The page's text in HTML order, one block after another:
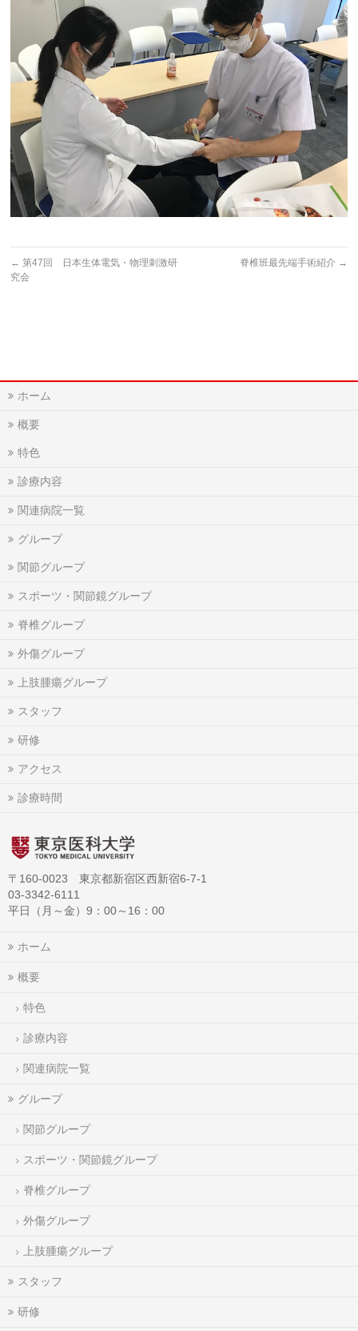
← 第47回 日本生体電気・物理刺激研
究会
脊椎班最先端手術紹介 →
ホーム
概要
特色
診療内容
関連病院一覧
グループ
関節グループ
スポーツ・関節鏡グループ
脊椎グループ
外傷グループ
上肢腫瘍グループ
スタッフ
研修
アクセス
診療時間
〒160-0023 東京都新宿区西新宿6-7-1
03-3342-6111
平日（月～金）9：00～16：00
ホーム
概要
特色
診療内容
関連病院一覧
グループ
関節グループ
スポーツ・関節鏡グループ
脊椎グループ
外傷グループ
上肢腫瘍グループ
スタッフ
研修